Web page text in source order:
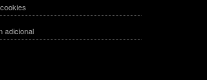
adicional